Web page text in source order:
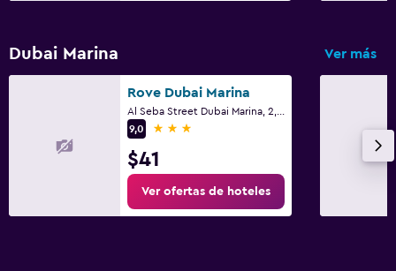
Dubai Marina Ver más
Rove Dubai Marina
9,0
3 estrellas
$41
Ver ofertas de hoteles